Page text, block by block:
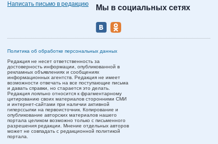
Написать письмо в редакцию
Мы в социальных сетях
Политика об обработке персональных данных
Редакция не несет ответственность за
достоверность информации, опубликованной в
рекламных объявлениях и сообщениях
информационных агентств. Редакция не имеет
возможности отвечать на все поступающие письма
и давать справки, но старается это делать.
Редакция лояльно относится к фрагментарному
цитированию своих материалов сторонними СМИ
и интернет-сайтами при наличии активной
гиперссылки на первоисточник. Копирование и
опубликование авторских материалов нашего
портала целиком возможно только с письменного
разрешения редакции. Мнение отдельных авторов
может не совпадать с редакционной политикой
портала.